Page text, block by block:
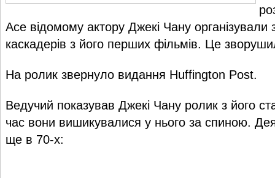
Ace відомому актору Джекі Чану організували
каскадерів з його перших фільмів. Це
На ролик звернуло видання Huffington Post.
Ведучий показував Джекі Чану ролик з його
час вони вишикувалися у нього за спиною.
ще в 70-х: